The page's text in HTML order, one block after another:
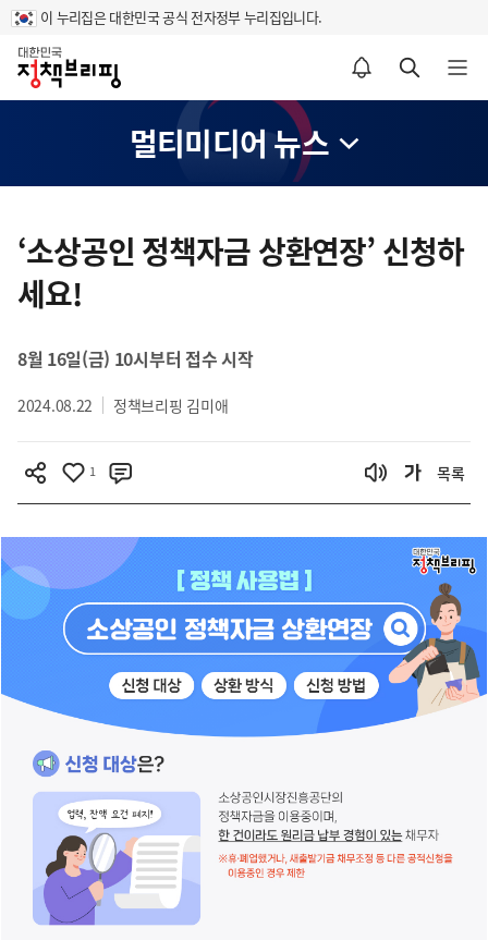
이 누리집은 대한민국 공식 전자정부 누리집입니다.
홈
알림설정 바로가기 검색 바로가기 메뉴 열기
멀티미디어 뉴스
텐
영
‘소상공인 정책자금 상환연장’ 신청하
세요!
8월 16일(금) 10시부터 접수 시작
2024.08.22 정책브리핑 김미애
1 목록